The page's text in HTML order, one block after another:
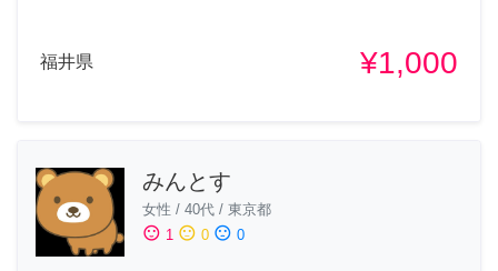
福井県 ¥1,000
みんとす
女性 / 40代 / 東京都
sentiment_satisfied 1 sentiment_neutral 0 sentiment_dissatisfied 0